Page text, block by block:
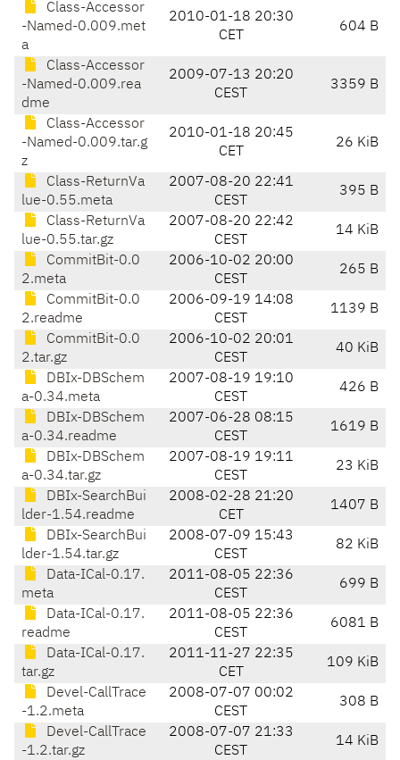
Class-Accessor
-Named-0.009.met
a
2010-01-18 20:30
CET
604 B
Class-Accessor
-Named-0.009.rea
dme
2009-07-13 20:20
CEST
3359 B
Class-Accessor
-Named-0.009.tar.g
z
2010-01-18 20:45
CET
26 KiB
Class-ReturnVa
lue-0.55.meta
2007-08-20 22:41
CEST
395 B
Class-ReturnVa
lue-0.55.tar.gz
2007-08-20 22:42
CEST
14 KiB
CommitBit-0.0
2.meta
2006-10-02 20:00
CEST
265 B
CommitBit-0.0
2.readme
2006-09-19 14:08
CEST
1139 B
CommitBit-0.0
2.tar.gz
2006-10-02 20:01
CEST
40 KiB
DBIx-DBSchem
a-0.34.meta
2007-08-19 19:10
CEST
426 B
DBIx-DBSchem
a-0.34.readme
2007-06-28 08:15
CEST
1619 B
DBIx-DBSchem
a-0.34.tar.gz
2007-08-19 19:11
CEST
23 KiB
DBIx-SearchBui
lder-1.54.readme
2008-02-28 21:20
CET
1407 B
DBIx-SearchBui
lder-1.54.tar.gz
2008-07-09 15:43
CEST
82 KiB
Data-ICal-0.17.
meta
2011-08-05 22:36
CEST
699 B
Data-ICal-0.17.
readme
2011-08-05 22:36
CEST
6081 B
Data-ICal-0.17.
tar.gz
2011-11-27 22:35
CET
109 KiB
Devel-CallTrace
-1.2.meta
2008-07-07 00:02
CEST
308 B
Devel-CallTrace
-1.2.tar.gz
2008-07-07 21:33
CEST
14 KiB